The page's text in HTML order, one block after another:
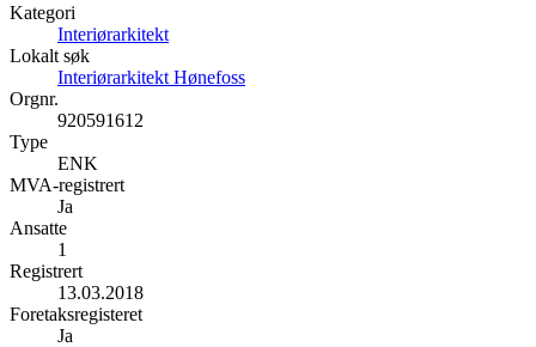
Kategori
Interiørarkitekt
Lokalt søk
Interiørarkitekt Hønefoss
Orgnr.
920591612
Type
ENK
MVA-registrert
Ja
Ansatte
1
Registrert
13.03.2018
Foretaksregisteret
Ja